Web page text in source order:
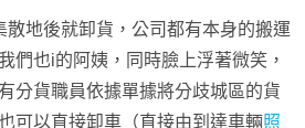
散地後就卸貨，公司都有本身的搬運
們也i的阿姨，同時臉上浮著微笑，
分貨職員依據單據將分歧城區的貨
可以直接卸車（直接由到達車輛照